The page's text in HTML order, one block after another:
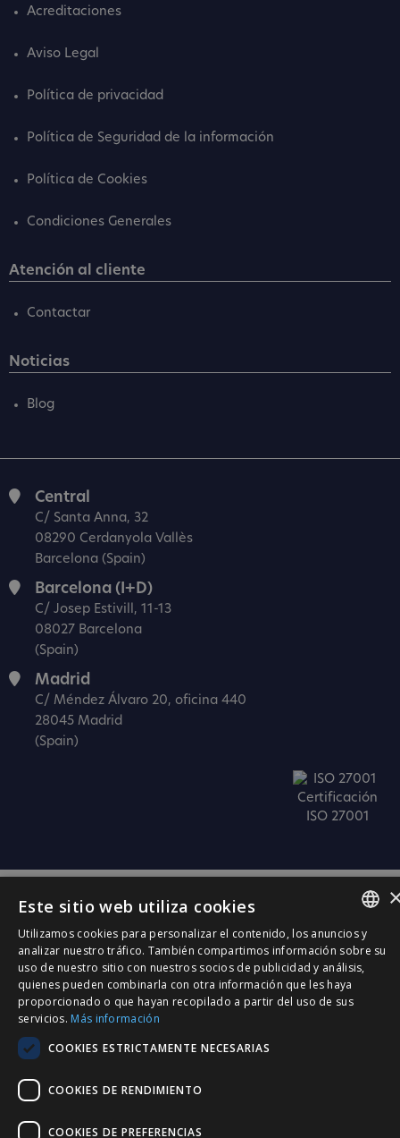
Acreditaciones
Aviso Legal
Política de privacidad
Política de Seguridad de la información
Política de Cookies
Condiciones Generales
Atención al cliente
Contactar
Noticias
Blog
Central
C/ Santa Anna, 32
08290 Cerdanyola Vallès
Barcelona (Spain)
Barcelona (I+D)
C/ Josep Estivill, 11-13
08027 Barcelona
(Spain)
Madrid
C/ Méndez Álvaro 20, oficina 440
28045 Madrid
(Spain)
Certificación
ISO 27001
SPANISH
CATALÀ
ENGLISH
Este sitio web utiliza cookies
Utilizamos cookies para personalizar el contenido, los anuncios y
analizar nuestro tráfico. También compartimos información sobre su
uso de nuestro sitio con nuestros socios de publicidad y análisis,
quienes pueden combinarla con otra información que les haya
proporcionado o que hayan recopilado a partir del uso de sus
servicios. Más información
COOKIES ESTRICTAMENTE NECESARIAS
COOKIES DE RENDIMIENTO
COOKIES DE PREFERENCIAS